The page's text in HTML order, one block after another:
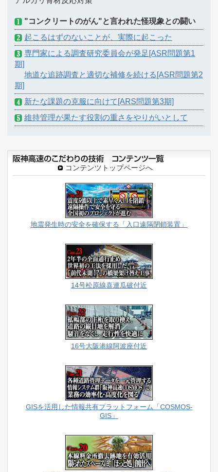
"コンクリートのがん"と言われた怪現象との闘い
起こるはずのないことが、実際に起こった
専門家による調査研究委員会が発足[ASR問題第1
期]
地道な追跡調査と適切な補修を続ける[ASR問題第2
期]
新たな課題の克服に向けて[ARS問題第3期]
維持管理が果たす役割の重さをやりがいとして
コンテンツトップページへ
地震発生時の安全を確保する「入口遠隔閉鎖装置」
14号松原線喜連瓜破付近
16号大阪港線阿波座付近
GISを活用した情報共有プラットフォーム「COSMOS-
GIS」